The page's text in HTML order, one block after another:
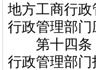
地方工商行
行政管理部
第十四条
行政管理部